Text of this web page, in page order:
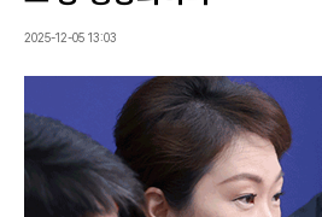
2025-12-05 13:03